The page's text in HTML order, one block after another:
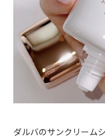
ダルバのサンクリーム